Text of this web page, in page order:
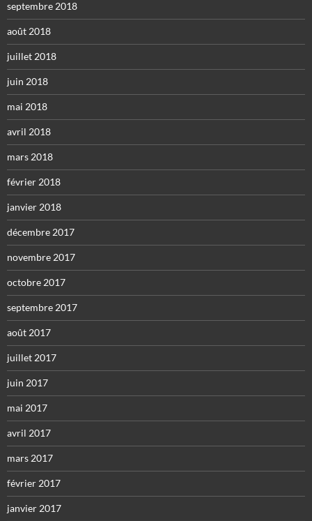
septembre 2018
août 2018
juillet 2018
juin 2018
mai 2018
avril 2018
mars 2018
février 2018
janvier 2018
décembre 2017
novembre 2017
octobre 2017
septembre 2017
août 2017
juillet 2017
juin 2017
mai 2017
avril 2017
mars 2017
février 2017
janvier 2017